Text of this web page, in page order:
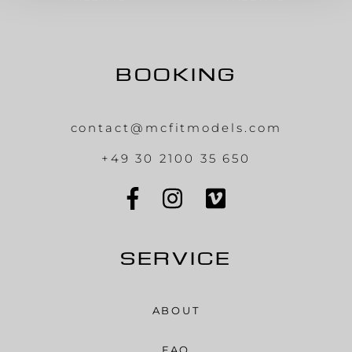
BOOKING
contact@mcfitmodels.com
+49 30 2100 35 650
SERVICE
ABOUT